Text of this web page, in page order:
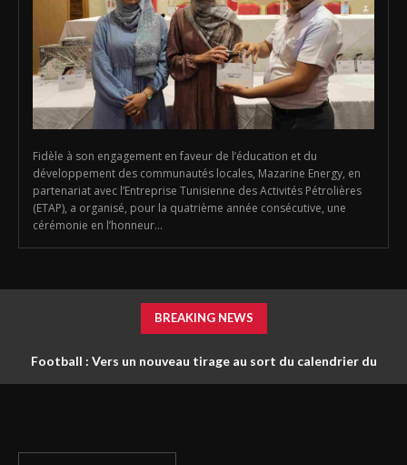
Fidèle à son engagement en faveur de l’éducation et du
développement des communautés locales, Mazarine Energy, en
partenariat avec l’Entreprise Tunisienne des Activités Pétrolières
(ETAP), a organisé, pour la quatrième année consécutive, une
cérémonie en l’honneur...
BREAKING NEWS
Football : Vers un nouveau tirage au sort du calendrier du